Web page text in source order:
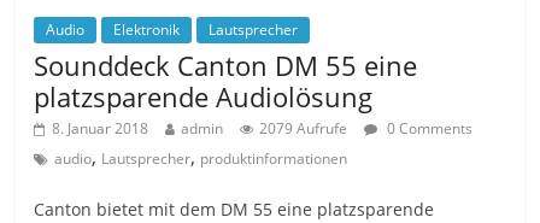
Audio Elektronik Lautsprecher
Sounddeck Canton DM 55 eine
platzsparende Audiolösung
8. Januar 2018 admin 2079 Aufrufe
0 Comments
audio, Lautsprecher, produktinformationen
Canton bietet mit dem DM 55 eine platzsparende